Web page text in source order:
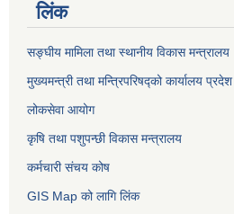
लिंक
सङ्घीय मामिला तथा स्थानीय विकास मन्त्रालय
मुख्यमन्त्री तथा मन्त्रिपरिषद्को कार्यालय
लोकसेवा आयोग ​​​​
कृषि तथा पशुपन्छी विकास मन्त्रालय
कर्मचारी संचय कोष
GIS Map को लागि लिंक